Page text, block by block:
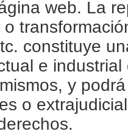
web. La
constituye
e
y
o